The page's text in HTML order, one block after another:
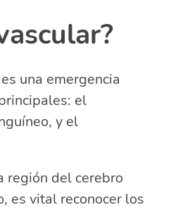
una emergencia
el
y el
región del cerebro
es vital reconocer los